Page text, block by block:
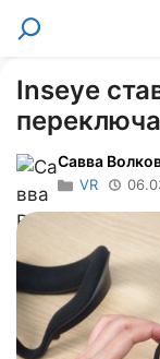
Перейти
Поиск
Inseye
Савва
VR